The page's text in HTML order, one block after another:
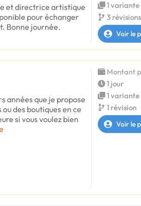
et directrice artistique
pour échanger
Bonne journée.
1 variante
3 révisions
Voir le
années que je propose
des boutiques en ce
si vous voulez bien
Montant
1 jour
1 variante
1 révision
Voir le